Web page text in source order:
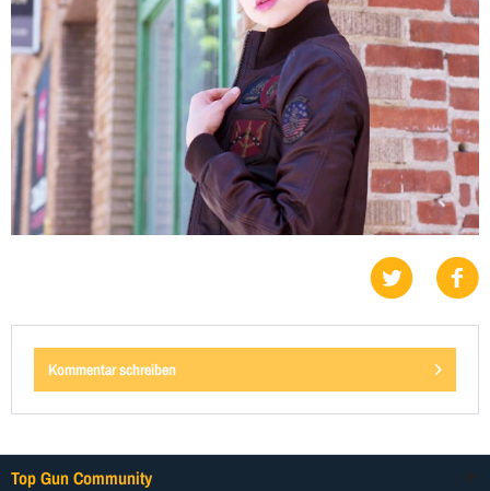
Kommentar schreiben
Top Gun Community